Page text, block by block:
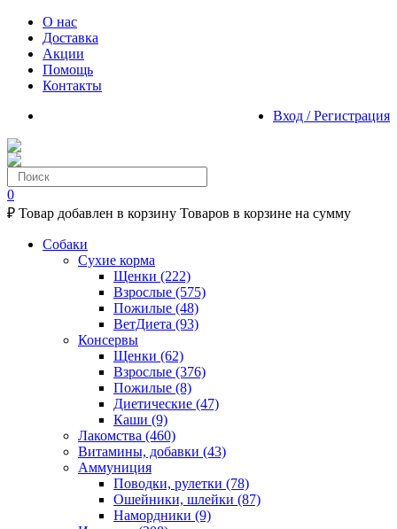
О нас
Доставка
Акции
Помощь
Контакты
Вход / Регистрация
0
₽ Товар добавлен в корзину Товаров в корзине на сумму
Собаки
Сухие корма
Щенки (222)
Взрослые (575)
Пожилые (48)
ВетДиета (93)
Консервы
Щенки (62)
Взрослые (376)
Пожилые (8)
Диетические (47)
Каши (9)
Лакомства (460)
Витамины, добавки (43)
Аммуниция
Поводки, рулетки (78)
Ошейники, шлейки (87)
Намордники (9)